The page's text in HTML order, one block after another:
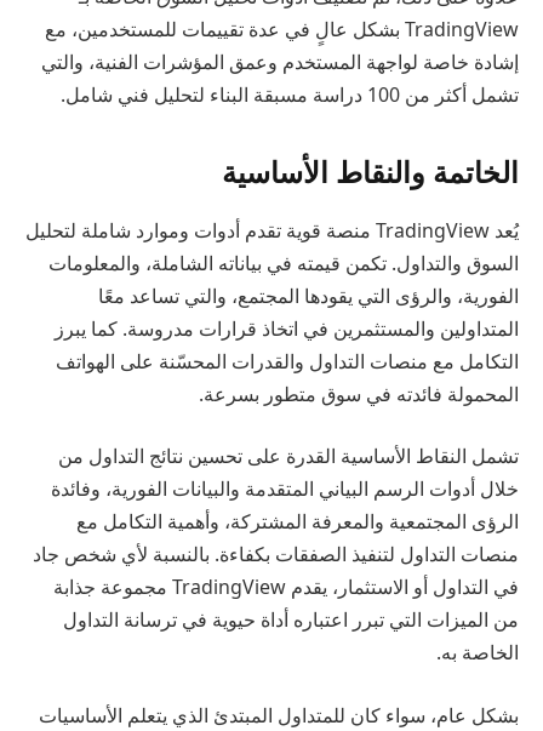
TradingView بشكل عالٍ في عدة تقييمات للمستخدمين، مع
إشادة خاصة لواجهة المستخدم وعمق المؤشرات الفنية، والتي
تشمل أكثر من 100 دراسة مسبقة البناء لتحليل فني شامل.
الخاتمة والنقاط الأساسية
يُعد TradingView منصة قوية تقدم أدوات وموارد شاملة لتحليل
السوق والتداول. تكمن قيمته في بياناته الشاملة، والمعلومات
الفورية، والرؤى التي يقودها المجتمع، والتي تساعد معًا
المتداولين والمستثمرين في اتخاذ قرارات مدروسة. كما يبرز
التكامل مع منصات التداول والقدرات المحسّنة على الهواتف
المحمولة فائدته في سوق متطور بسرعة.
تشمل النقاط الأساسية القدرة على تحسين نتائج التداول من
خلال أدوات الرسم البياني المتقدمة والبيانات الفورية، وفائدة
الرؤى المجتمعية والمعرفة المشتركة، وأهمية التكامل مع
منصات التداول لتنفيذ الصفقات بكفاءة. بالنسبة لأي شخص جاد
في التداول أو الاستثمار، يقدم TradingView مجموعة جذابة
من الميزات التي تبرر اعتباره أداة حيوية في ترسانة التداول
الخاصة به.
بشكل عام، سواء كان للمتداول المبتدئ الذي يتعلم الأساسيات